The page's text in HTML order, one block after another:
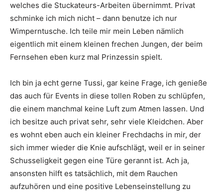
welches die Stuckateurs-Arbeiten übernimmt. Privat
schminke ich mich nicht – dann benutze ich nur
Wimperntusche. Ich teile mir mein Leben nämlich
eigentlich mit einem kleinen frechen Jungen, der beim
Fernsehen eben kurz mal Prinzessin spielt.
Ich bin ja echt gerne Tussi, gar keine Frage, ich genieße
das auch für Events in diese tollen Roben zu schlüpfen,
die einem manchmal keine Luft zum Atmen lassen. Und
ich besitze auch privat sehr, sehr viele Kleidchen. Aber
es wohnt eben auch ein kleiner Frechdachs in mir, der
sich immer wieder die Knie aufschlägt, weil er in seiner
Schusseligkeit gegen eine Türe gerannt ist. Ach ja,
ansonsten hilft es tatsächlich, mit dem Rauchen
aufzuhören und eine positive Lebenseinstellung zu